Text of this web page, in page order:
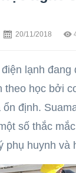
20/11/2018
lạnh
theo học bởi
định.
số thắc
phụ huynh và